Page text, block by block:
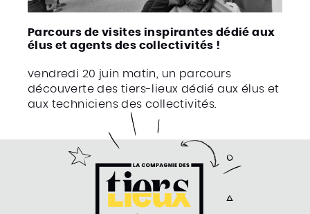
Parcours de visites inspirantes dédié aux
élus et agents des collectivités !
vendredi 20 juin matin, un parcours
découverte des tiers-lieux dédié aux élus et
aux techniciens des collectivités.